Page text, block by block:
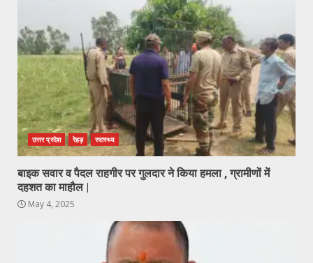
उत्तर प्रदेश रेहड़ स्वास्थ्य
बाइक सवार व पैदल राहगीर पर गुलदार ने किया हमला , ग्रामीणों में
दहशत का माहौल |
May 4, 2025